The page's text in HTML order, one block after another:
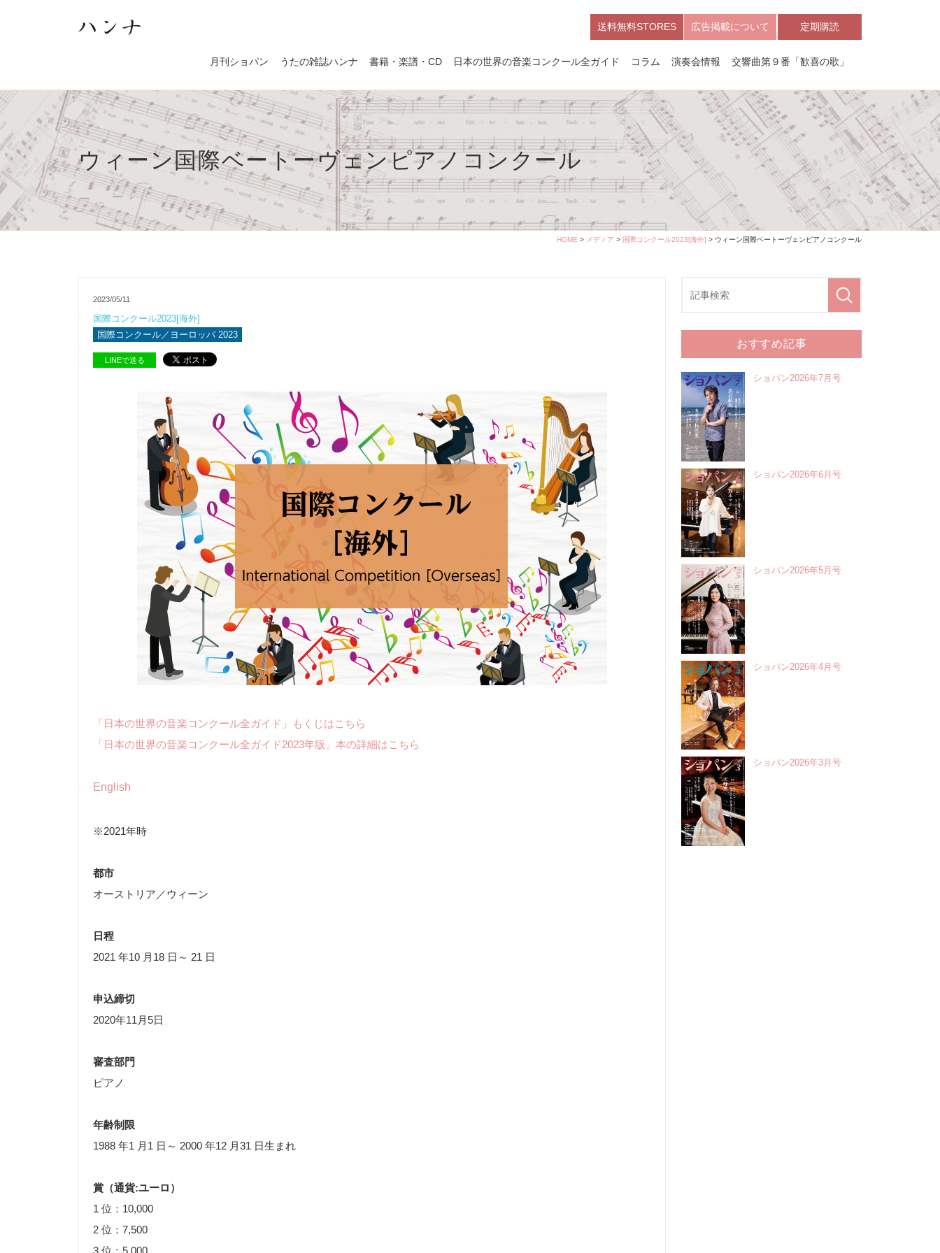
送料無料STORES 広告掲載について 定期購読
月刊ショパン うたの雑誌ハンナ 書籍・楽譜・CD 日本の世界の音楽コンクール全ガイド コラム 演奏会情報 交響曲第９番「歓喜の歌」
ウィーン国際ベートーヴェンピアノコンクール
HOME > メディア > 国際コンクール2023[海外] > ウィーン国際ベートーヴェンピアノコンクール
2023/05/11
国際コンクール2023[海外]
国際コンクール／ヨーロッパ 2023
LINEで送る
「日本の世界の音楽コンクール全ガイド」もくじはこちら
「日本の世界の音楽コンクール全ガイド2023年版」本の詳細はこちら
English
※2021年時
都市
オーストリア／ウィーン
日程
2021 年10 月18 日～ 21 日
申込締切
2020年11月5日
審査部門
ピアノ
年齢制限
1988 年1 月1 日～ 2000 年12 月31 日生まれ
賞（通貨:ユーロ）
1 位：10,000
2 位：7,500
3 位：5,000
おすすめ記事
ショパン2026年7月号
ショパン2026年6月号
ショパン2026年5月号
ショパン2026年4月号
ショパン2026年3月号